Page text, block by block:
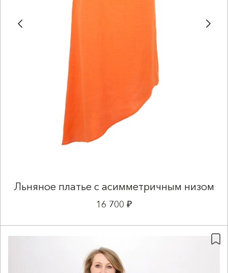
Льняное платье с асимметричным низом
16 700 ₽